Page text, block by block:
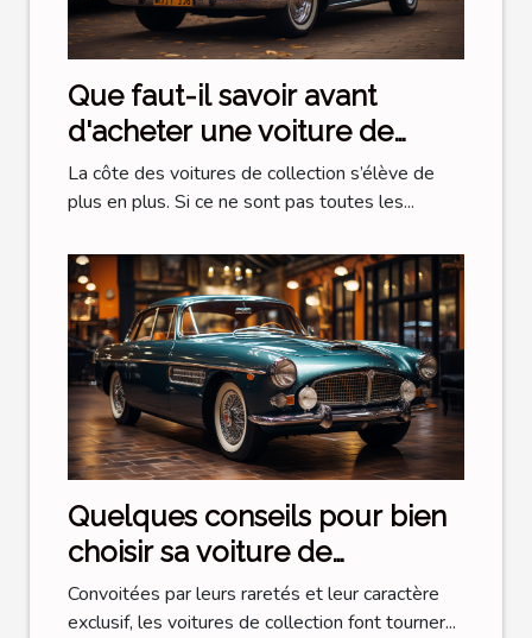
Que faut-il savoir avant
d'acheter une voiture de
collection ?
La côte des voitures de collection s’élève de
plus en plus. Si ce ne sont pas toutes les...
Quelques conseils pour bien
choisir sa voiture de
collection
Convoitées par leurs raretés et leur caractère
exclusif, les voitures de collection font tourner...